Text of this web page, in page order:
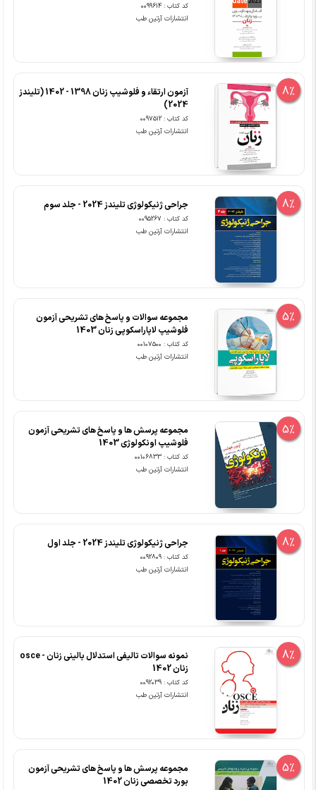
کد کتاب : 0099614
انتشارات آرتین طب
8%
آزمون ارتقاء و فلوشیپ زنان 1398 - 1402 (تلیندز
2024)
کد کتاب : 0097512
انتشارات آرتین طب
8% جراحی ژنیکولوژی تلیندز 2024 - جلد سوم
کد کتاب : 0095267
انتشارات آرتین طب
5%
مجموعه سوالات و پاسخ های تشریحی آزمون
فلوشیپ لاپاراسکوپی زنان 1403
کد کتاب : 00107500
انتشارات آرتین طب
5%
مجموعه پرسش ها و پاسخ های تشریحی آزمون
فلوشیپ اونکولوژی 1403
کد کتاب : 00106833
انتشارات آرتین طب
8% جراحی ژنیکولوژی تلیندز 2024 - جلد اول
کد کتاب : 0092809
انتشارات آرتین طب
8%
نمونه سوالات تالیفی استدلال بالینی زنان - osce
زنان 1402
کد کتاب : 0092039
انتشارات آرتین طب
5%
مجموعه پرسش ها و پاسخ های تشریحی آزمون
بورد تخصصی زنان 1402